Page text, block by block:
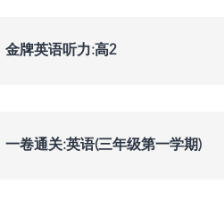
金牌英语听力:高2
一卷通关:英语(三年级第一学期)